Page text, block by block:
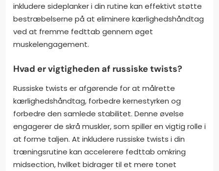
inkludere sideplanker i din rutine kan effektivt støtte
bestræbelserne på at eliminere kærlighedshåndtag
ved at fremme fedttab gennem øget
muskelengagement.
Hvad er vigtigheden af russiske twists?
Russiske twists er afgørende for at målrette
kærlighedshåndtag, forbedre kernestyrken og
forbedre den samlede stabilitet. Denne øvelse
engagerer de skrå muskler, som spiller en vigtig rolle i
at forme taljen. At inkludere russiske twists i din
træningsrutine kan accelerere fedttab omkring
midsection, hvilket bidrager til et mere tonet